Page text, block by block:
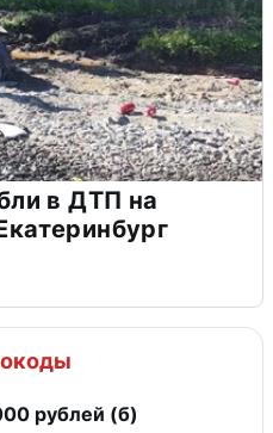
в ДТП на
рублей (б)